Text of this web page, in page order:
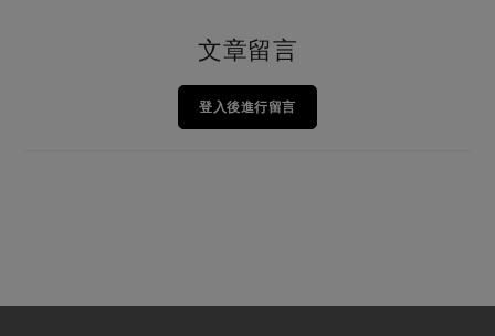
文章留言
登入後進行留言